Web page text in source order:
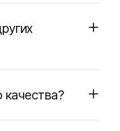
качества?